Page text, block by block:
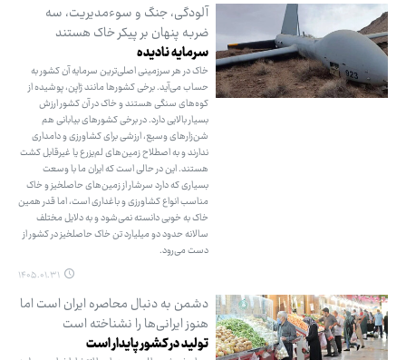
آلودگی، جنگ و سوءمدیریت، سه
ضربه پنهان بر پیکر خاک هستند
سرمایه نادیده
خاک در هر سرزمینی اصلی‌ترین سرمایه آن کشور به
حساب می‌آید. برخی کشورها مانند ژاپن، پوشیده از
کوه‌های سنگی هستند و خاک در آن کشور ارزش
بسیار بالایی دارد. در برخی کشورهای بیابانی هم
شن‌زارهای وسیع، ارزشی برای کشاورزی و دامداری
ندارند و به اصطلاح زمین‌های لم‌یزرع یا غیرقابل کشت
هستند. این در حالی است که ایران ما با وسعت
بسیاری که دارد سرشار از زمین‌های حاصلخیز و خاک
مناسب انواع کشاورزی و باغداری است، اما قدر همین
خاک به خوبی دانسته نمی‌شود و به دلایل مختلف
سالانه حدود دو میلیارد تن خاک حاصلخیز در کشور از
دست می‌رود.
۱۴۰۵.۰۱.۳۱
دشمن به دنبال محاصره ایران است اما
هنوز ایرانی‌ها را نشناخته است
تولید در کشور پایدار است